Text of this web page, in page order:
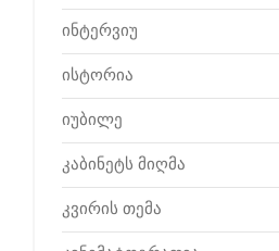
ინტერვიუ
ისტორია
იუბილე
კაბინეტს მიღმა
კვირის თემა